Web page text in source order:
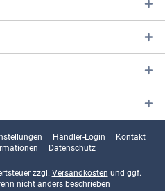
Händler-Login
Kontakt
Datenschutz
zzgl. Versandkosten und ggf.
nicht anders beschrieben